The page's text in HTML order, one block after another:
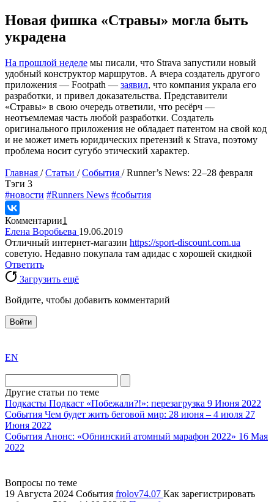
Новая фишка «Стравы» могла быть
украдена
На прошлой неделе мы писали, что Strava запустили новый
удобный конструктор маршрутов. А вчера создатель другого
приложения — Footpath — заявил, что компания украла его
разработки, и привел доказательства. Представители
«Стравы» в свою очередь ответили, что ресёрч —
неотъемлемая часть любой разработки. Создатель
оригинального приложения не обладает патентом на свой код
и не может иметь юридических претензий к Strava, поэтому
проблема носит сугубо этический характер.
Главная /Статьи /События /Runner’s News: 22–28 февраля
Tэги 3
#новости #Runners News #события
Комментарии1
Елена Воробьева 19.06.2019
Отличный интернет-магазин https://sport-discount.com.ua
советую. Недавно покупала там адидас с хорошей скидкой
Ответить
Загрузить ещё
Войдите, чтобы добавить комментарий
Войти
the
division
agent
watch
replica
showcases
substantial
areas.
replica
bvlgari
EN
Другие статьи по теме
Подкасты Подкаст «Побежали?!»: перезагрузка 9 Июня 2022
События Чем будет жить беговой мир: 28 июня – 4 июля 27
Июня 2022
События Анонс: «Обнинский атомный марафон 2022» 16 Мая
2022
Вопросы по теме
19 Августа 2024 События frolov74.07 Как зарегистрировать